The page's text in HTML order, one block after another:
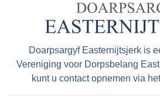
behoefden te maken. De
nacht was het zeer levendig
door moedwillig boven ons
volgende morgen (het was
vannacht een wapendropping
heeft daar niet op
wel de zolder kraken.Ook
lang in de “opfeart“ gelegen
vertelde, want zij hadden als
vaak in gespeeld.Na de
Doarpsargyf Easternijtsjerk is
Vereniging voor Dorpsbelang
kunt u contact opnemen via